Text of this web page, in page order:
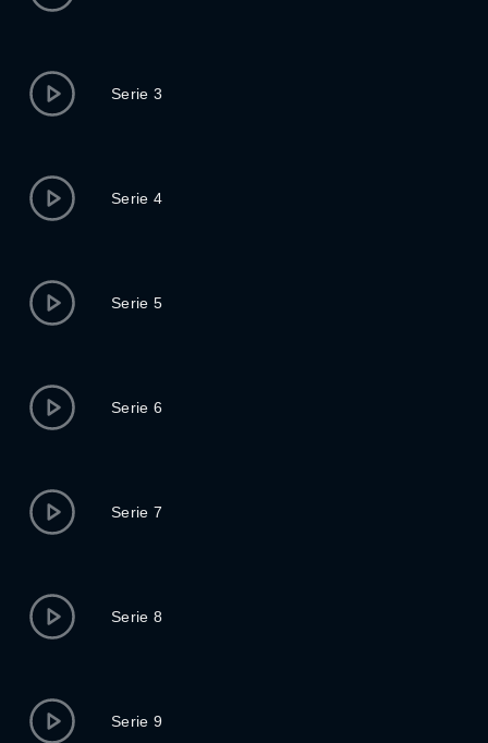
Serie 3
Serie 4
Serie 5
Serie 6
Serie 7
Serie 8
Serie 9